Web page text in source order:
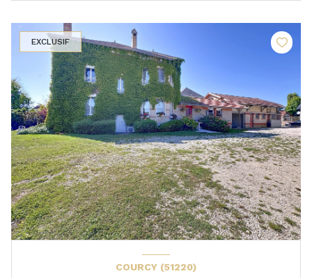
EXCLUSIF
COURCY (51220)